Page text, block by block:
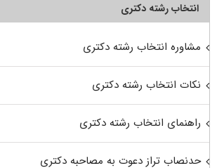
انتخاب رشته دکتری
مشاوره انتخاب رشته دکتری
نکات انتخاب رشته دکتری
راهنمای انتخاب رشته دکتری
حدنصاب تراز دعوت به مصاحبه دکتری